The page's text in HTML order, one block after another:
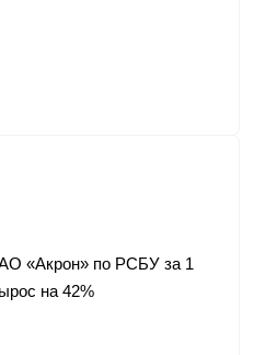
«Акрон» по РСБУ за 1
на 42%